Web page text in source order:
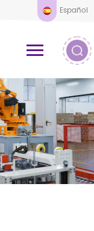
Español